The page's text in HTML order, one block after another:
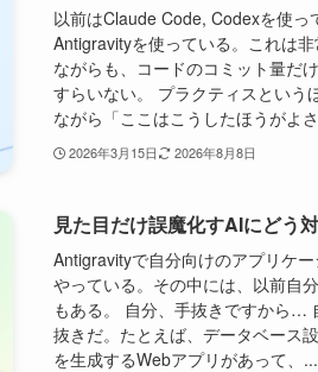
以前はClaude Code, Codexを使っ
Antigravityを使っている。これは
ながらも、コードのコミット量だ
すらいない。 プラクティスという
ながら「ここはこうしたほうがよ
2026年3月15日 2026年8月8日
見た目だけ誤魔化すAIにどう
Antigravityで自分向けのアプリケ
やっている。その中には、以前自
もある。 自分、手抜きですから…
抜きだ。たとえば、データベース
を生成するWebアプリがあって、...